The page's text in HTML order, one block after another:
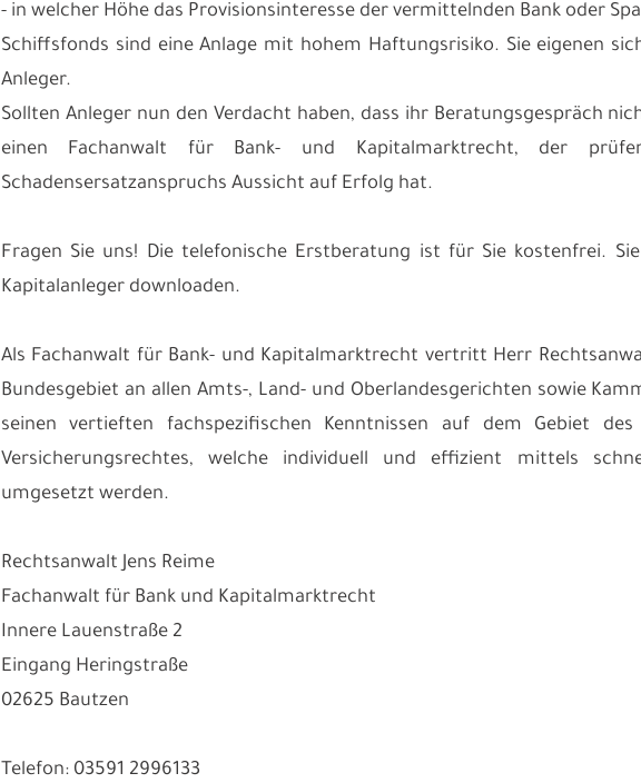
- in welcher Höhe das Provisionsinteresse der vermittelnden Bank oder
Schiffsfonds sind eine Anlage mit hohem Haftungsrisiko. Sie eigenen
Anleger.
Sollten Anleger nun den Verdacht haben, dass ihr Beratungsgespräch
einen Fachanwalt für Bank- und Kapitalmarktrecht, der
Schadensersatzanspruchs Aussicht auf Erfolg hat.
Fragen Sie uns! Die telefonische Erstberatung ist für Sie kostenfrei.
Kapitalanleger downloaden.
Als Fachanwalt für Bank- und Kapitalmarktrecht vertritt Herr
Bundesgebiet an allen Amts-, Land- und Oberlandesgerichten sowie
seinen vertieften fachspezifischen Kenntnissen auf dem Gebiet
Versicherungsrechtes, welche individuell und effizient mittels
umgesetzt werden.
Rechtsanwalt Jens Reime
Fachanwalt für Bank und Kapitalmarktrecht
Innere Lauenstraße 2
Eingang Heringstraße
02625 Bautzen
Telefon: 03591 2996133